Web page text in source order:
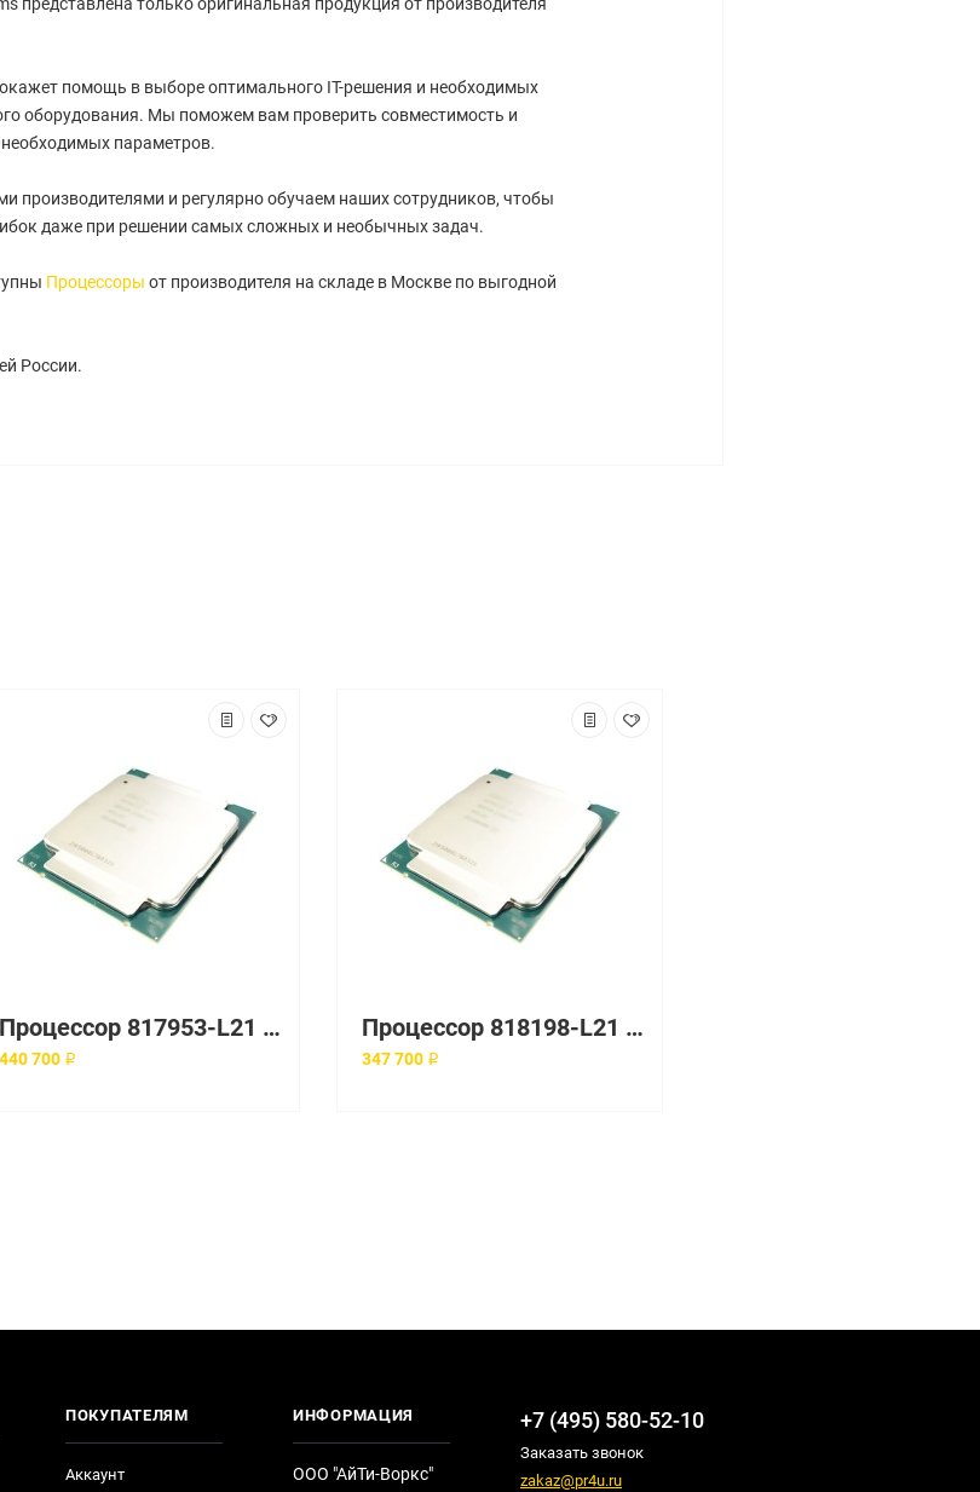
помощь в выборе оптимального IT-решения и необходимых
оборудования. Мы поможем вам проверить совместимость и
параметров.
производителями и регулярно обучаем наших сотрудников, чтобы
даже при решении самых сложных и необычных задач.
Процессоры от производителя на складе в Москве по выгодной
России.
Процессор 817953-L21 HP 2100Mhz
440 700 ₽
Процессор 818198-L21 HP 2100Mhz
347 700 ₽
ПОКУПАТЕЛЯМ
Аккаунт
ИНФОРМАЦИЯ
ООО "АйТи-Воркс"
+7 (495) 580-52-10
Заказать звонок
zakaz@pr4u.ru